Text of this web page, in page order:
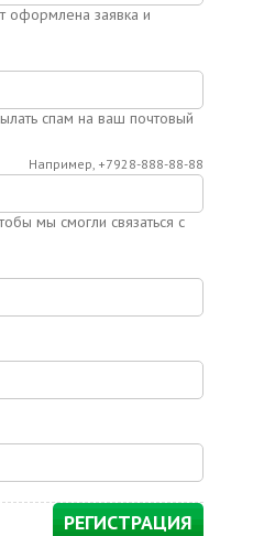
заявка и
спам на ваш почтовый
мы смогли связаться с
Например, +7928-888-88-88